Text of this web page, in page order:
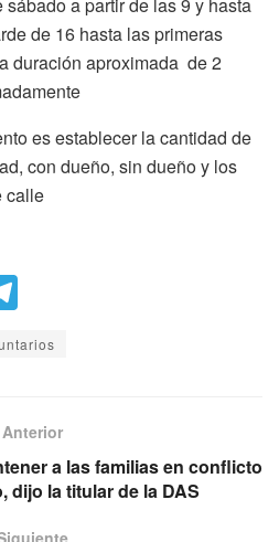
a partir de las 9 y hasta
de 16 hasta las primeras
duración aproximada de 2
es establecer la cantidad de
con dueño, sin dueño y los
calle
el
e
a
m
Anterior
a las familias en conflicto
dijo la titular de la DAS